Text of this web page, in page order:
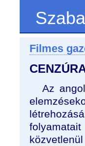
Filmes
Az